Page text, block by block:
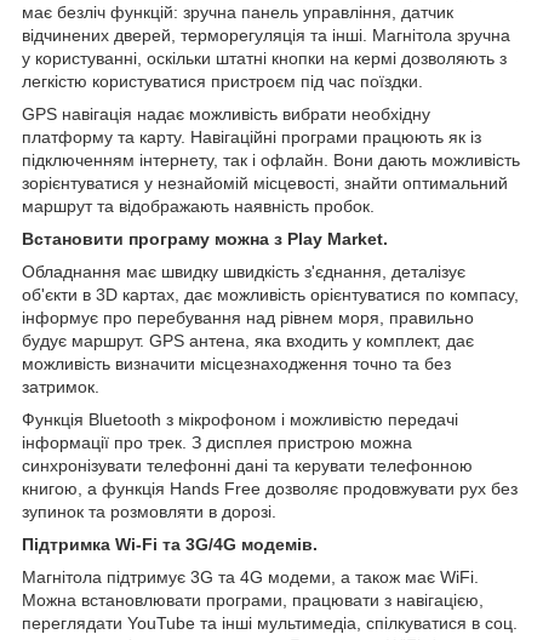
має безліч функцій: зручна панель управління, датчик
відчинених дверей, терморегуляція та інші. Магнітола зручна
у користуванні, оскільки штатні кнопки на кермі дозволяють з
легкістю користуватися пристроєм під час поїздки.
GPS навігація надає можливість вибрати необхідну
платформу та карту. Навігаційні програми працюють як із
підключенням інтернету, так і офлайн. Вони дають можливість
зорієнтуватися у незнайомій місцевості, знайти оптимальний
маршрут та відображають наявність пробок.
Встановити програму можна з Play Market.
Обладнання має швидку швидкість з'єднання, деталізує
об'єкти в 3D картах, дає можливість орієнтуватися по компасу,
інформує про перебування над рівнем моря, правильно
будує маршрут. GPS антена, яка входить у комплект, дає
можливість визначити місцезнаходження точно та без
затримок.
Функція Bluetooth з мікрофоном і можливістю передачі
інформації про трек. З дисплея пристрою можна
синхронізувати телефонні дані та керувати телефонною
книгою, а функція Hands Free дозволяє продовжувати рух без
зупинок та розмовляти в дорозі.
Підтримка Wi-Fi та 3G/4G модемів.
Магнітола підтримує 3G та 4G модеми, а також має WiFi.
Можна встановлювати програми, працювати з навігацією,
переглядати YouTube та інші мультимедіа, спілкуватися в соц.